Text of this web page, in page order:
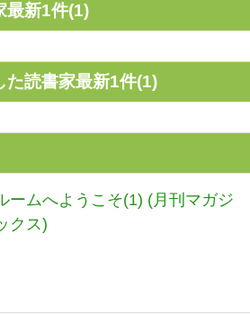
最新1件(1)
た読書家最新1件(1)
ームへようこそ(1) (月刊マガジ
クス)